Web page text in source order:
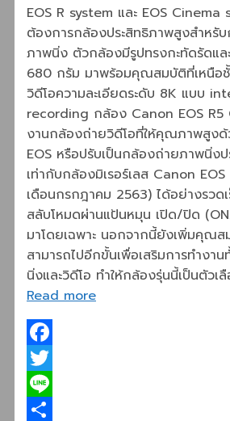
EOS R system และ EOS Cinema
ต้องการกล้องประสิทธิภาพสูงสำหรับ
ภาพนิ่ง ตัวกล้องมีรูปทรงกะทัดรัดแล
680 กรัม มาพร้อมคุณสมบัติที่เหนือ
วิดีโอความละเอียดระดับ 8K แบบ
recording กล้อง Canon EOS R5
งานกล้องถ่ายวิดีโอที่ให้คุณภาพสูงด้
EOS หรือปรับเป็นกล้องถ่ายภาพนิ่ง
เท่ากับกล้องมิเรอร์เลส Canon
เดือนกรกฎาคม 2563) ได้อย่างรวด
สลับโหมดผ่านแป้นหมุน เปิด/ปิด
มาโดยเฉพาะ นอกจากนี้ยังเพิ่มคุณส
สามารถไปอีกขั้นเพื่อเสริมการทำงา
นิ่งและวิดีโอ ทำให้กล้องรุ่นนี้เป็นตัว
Read more
Facebook
Twitter
Line